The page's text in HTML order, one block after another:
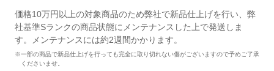
価格10万円以上の対象商品のため弊社で新品仕上げを行い、弊
社基準Sランクの商品状態にメンテナンスした上で発送しま
す。メンテナンスには約2週間かかります。
※一部の商品で新品仕上げを行っても完全に取り切れない傷がございますので予めご了承
くださいませ。